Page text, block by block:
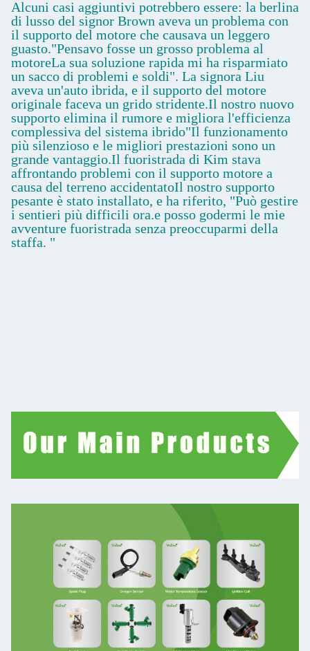
Alcuni casi aggiuntivi potrebbero essere: la berlina
di lusso del signor Brown aveva un problema con
il supporto del motore che causava un leggero
guasto."Pensavo fosse un grosso problema al
motoreLa sua soluzione rapida mi ha risparmiato
un sacco di problemi e soldi". La signora Liu
aveva un'auto ibrida, e il supporto del motore
originale faceva un grido stridente.Il nostro nuovo
supporto elimina il rumore e migliora l'efficienza
complessiva del sistema ibrido"Il funzionamento
più silenzioso e le migliori prestazioni sono un
grande vantaggio.Il fuoristrada di Kim stava
affrontando problemi con il supporto motore a
causa del terreno accidentatoIl nostro supporto
pesante è stato installato, e ha riferito, "Può gestire
i sentieri più difficili ora.e posso godermi le mie
avventure fuoristrada senza preoccuparmi della
staffa. "